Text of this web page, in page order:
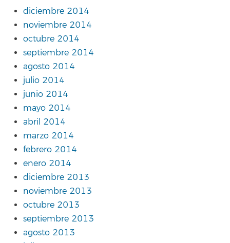
diciembre 2014
noviembre 2014
octubre 2014
septiembre 2014
agosto 2014
julio 2014
junio 2014
mayo 2014
abril 2014
marzo 2014
febrero 2014
enero 2014
diciembre 2013
noviembre 2013
octubre 2013
septiembre 2013
agosto 2013